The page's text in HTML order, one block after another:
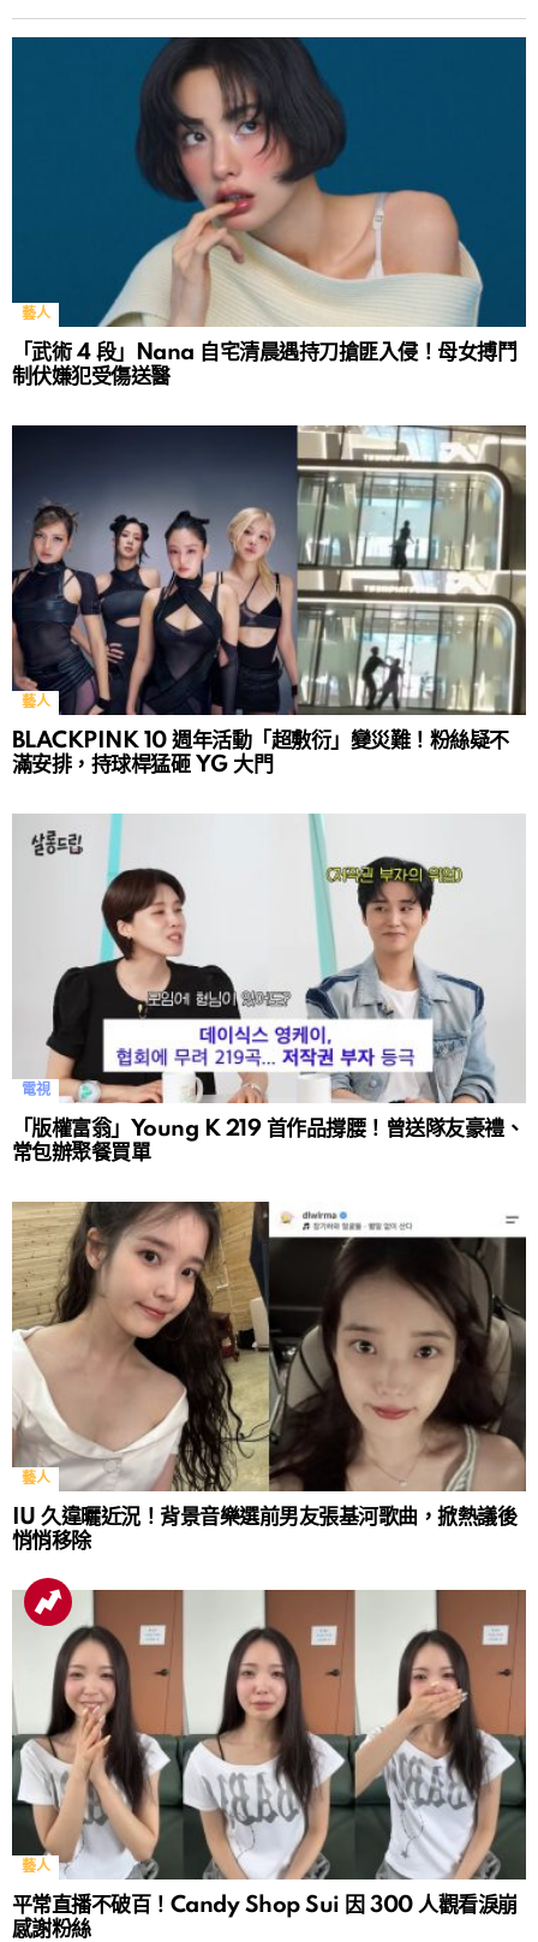
藝人
「武術 4 段」Nana 自宅清晨遇持刀搶匪入侵！母女搏鬥
制伏嫌犯受傷送醫
藝人
BLACKPINK 10 週年活動「超敷衍」變災難！粉絲疑不
滿安排，持球桿猛砸 YG 大門
電視
「版權富翁」Young K 219 首作品撐腰！曾送隊友豪禮、
常包辦聚餐買單
藝人
IU 久違曬近況！背景音樂選前男友張基河歌曲，掀熱議後
悄悄移除
藝人
平常直播不破百！Candy Shop Sui 因 300 人觀看淚崩
感謝粉絲